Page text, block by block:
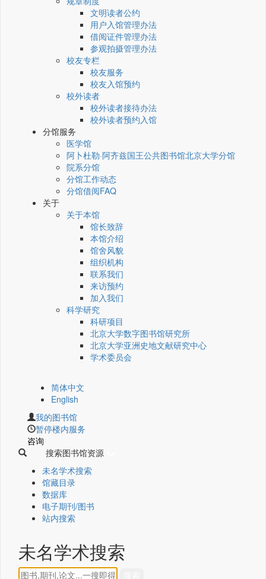
文明读者公约
用户入馆管理办法
借阅证件管理办法
参观拍摄管理办法
校友专栏
校友服务
校友入馆预约
校外读者
校外读者接待办法
校外读者预约入馆
分馆服务
医学馆
阿卜杜勒·阿齐兹国王公共图书馆北京大学分馆
院系分馆
分馆工作动态
分馆借阅FAQ
关于
关于本馆
馆长致辞
本馆介绍
馆舍风貌
组织机构
联系我们
来访预约
加入我们
科学研究
科研项目
北京大学数字图书馆研究所
北京大学亚洲史地文献研究中心
学术委员会
简体中文
English
我的图书馆
暂停楼内服务
咨询
搜索图书馆资源
未名学术搜索
馆藏目录
数据库
电子期刊/图书
站内搜索
未名学术搜索